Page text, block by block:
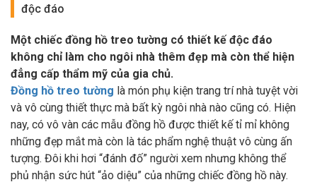
độc đáo
Một chiếc đồng hồ treo tường có thiết kế độc đáo
không chỉ làm cho ngôi nhà thêm đẹp mà còn thể hiện
đẳng cấp thẩm mỹ của gia chủ.
Đồng hồ treo tường là món phụ kiện trang trí nhà tuyệt vời
và vô cùng thiết thực mà bất kỳ ngôi nhà nào cũng có. Hiện
nay, có vô vàn các mẫu đồng hồ được thiết kế tỉ mỉ không
những đẹp mắt mà còn là tác phẩm nghệ thuật vô cùng ấn
tượng. Đôi khi hơi “đánh đố” người xem nhưng không thể
phủ nhận sức hút “ảo diệu” của những chiếc đồng hồ này.